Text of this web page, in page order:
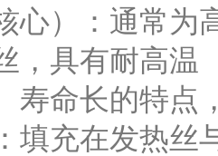
心）：通常为
，具有耐高温
寿命长的特点
填充在发热丝